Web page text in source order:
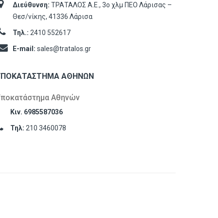
Διεύθυνση: ΤΡΑΤΑΛΟΣ Α.Ε., 3ο χλμ ΠΕΟ Λάρισας –
Θεσ/νίκης, 41336 Λάρισα
Τηλ.: 2410 552617
E-mail: sales@tratalos.gr
ΑΘΗΝΏΝ
Αθηνών
Κιν. 6985587036
Τηλ: 210 3460078